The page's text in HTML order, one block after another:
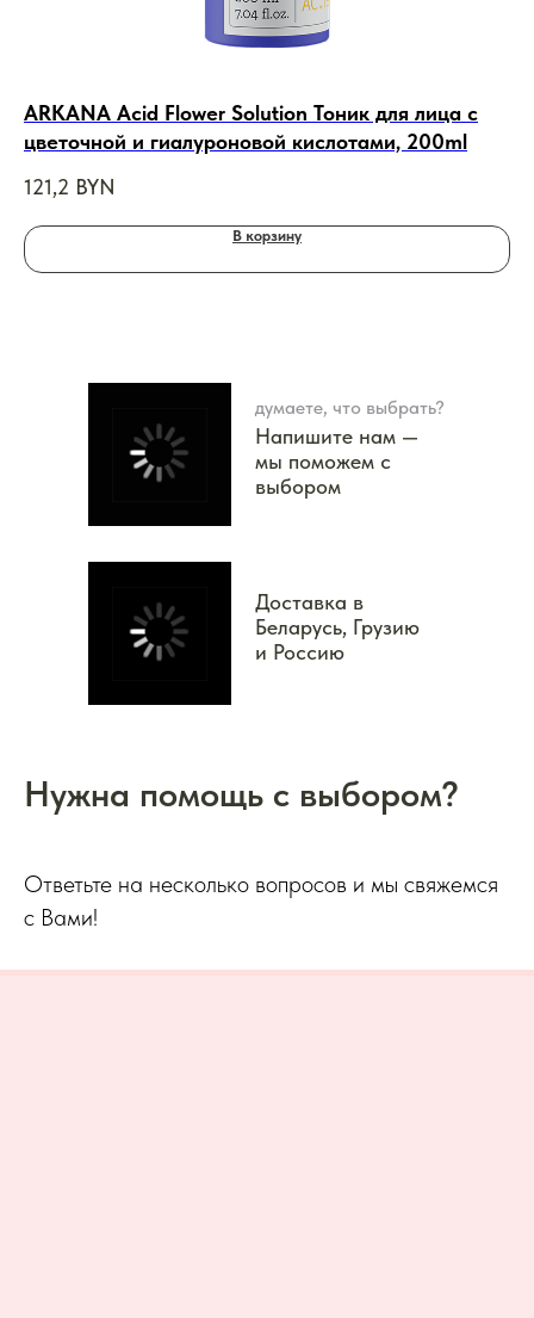
ARKANA Acid Flower Solution Тоник для лица с
цветочной и гиалуроновой кислотами, 200ml
121,2 BYN
В корзину
думаете, что выбрать?
Напишите нам —
мы поможем с
выбором
Доставка в
Беларусь, Грузию
и Россию
Нужна помощь с выбором?
Ответьте на несколько вопросов и мы свяжемся
с Вами!